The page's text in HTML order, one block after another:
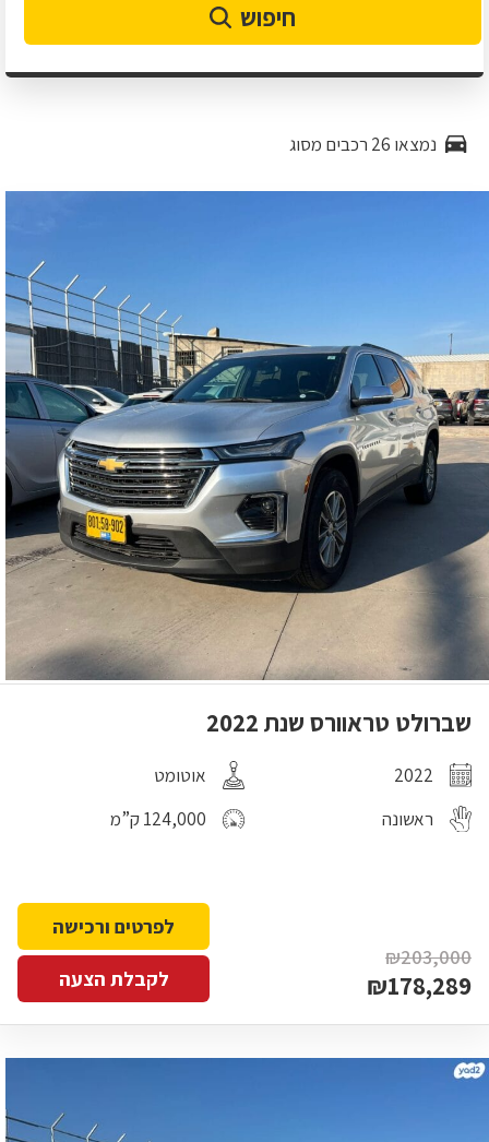
חיפוש
נמצאו 26 רכבים מסוג
שברולט טראוורס שנת 2022
2022
אוטומט
ראשונה
124,000 ק”מ
₪203,000
₪178,289
לפרטים ורכישה
לקבלת הצעה